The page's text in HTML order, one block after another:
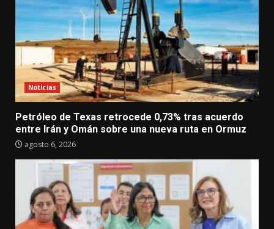
Noticias
Petróleo de Texas retrocede 0,73% tras acuerdo
entre Irán y Omán sobre una nueva ruta en Ormuz
agosto 6, 2026